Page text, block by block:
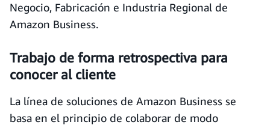
Negocio, Fabricación e Industria Regional de
Amazon Business.
Trabajo de forma retrospectiva para
conocer al cliente
La línea de soluciones de Amazon Business se
basa en el principio de colaborar de modo